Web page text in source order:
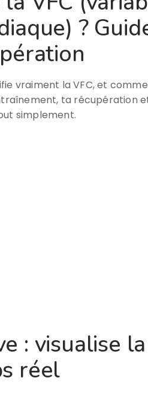
?
vraiment la VFC, et
ta récupération
simplement.
: visualise
réel